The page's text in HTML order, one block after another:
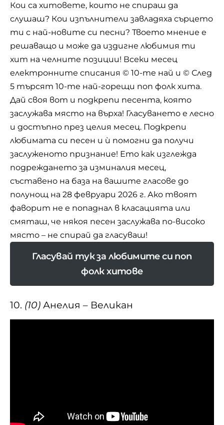
Кои са хитовете, които не спираш да
слушаш? Кои изпълнители завладяха сърцето
ти с най-новите си песни? Твоето мнение е
решаващо и може да издигне любимия ти
хит на челните позиции! Всеки месец
електронните списания © 10-те най и © След
5 търсят 10-те най-горещи поп фолк хита.
Дай своя вот и подкрепи песента, която
заслужава място на върха! Гласуването е лесно
и достъпно през целия месец. Подкрепи
любимата си песен и ѝ помогни да получи
заслуженото признание! Ето как изглежда
подреждането за изминалия месец,
съставено на база на вашите гласове до
полунощ на 28 февруари 2026 г. Ако твоят
фаворит не е попаднал в класацията или
смяташ, че някоя песен заслужава по-високо
място – не спирай да гласуваш!
Гласувай тук за любимите си поп
фолк хитове
10. (10) Анелия – Великан